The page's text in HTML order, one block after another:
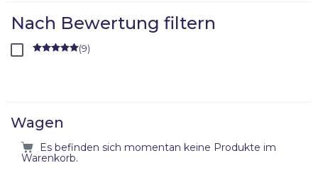
Nach Bewertung filtern
(9)
Wagen
Es befinden sich momentan keine Produkte im
Warenkorb.